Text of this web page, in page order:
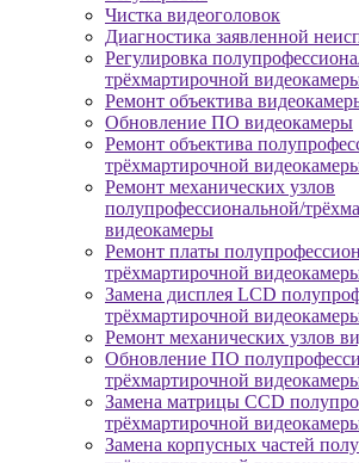
Чистка видеоголовок
Диагностика заявленной
Регулировка
трёхмартирочной
Ремонт объектива
Обновление ПО видеокамеры
Ремонт объектива
трёхмартирочной
Ремонт механических узлов
полупрофессиональной/
видеокамеры
Ремонт платы
трёхмартирочной
Замена дисплея LCD
трёхмартирочной
Ремонт механических узлов
Обновление ПО
трёхмартирочной
Замена матрицы CCD
трёхмартирочной
Замена корпусных частей